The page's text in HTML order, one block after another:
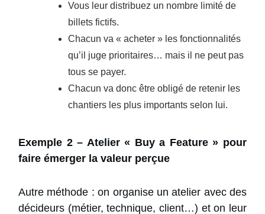
Vous leur distribuez un nombre limité de
billets fictifs.
Chacun va « acheter » les fonctionnalités
qu’il juge prioritaires… mais il ne peut pas
tous se payer.
Chacun va donc être obligé de retenir les
chantiers les plus importants selon lui.
Exemple 2 – Atelier « Buy a Feature » pour
faire émerger la valeur perçue
Autre méthode : on organise un atelier avec des
décideurs (métier, technique, client…) et on leur